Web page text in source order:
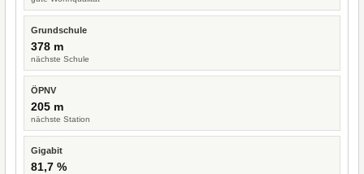
Grundschule
378 m
nächste Schule
ÖPNV
205 m
nächste Station
Gigabit
81,7 %